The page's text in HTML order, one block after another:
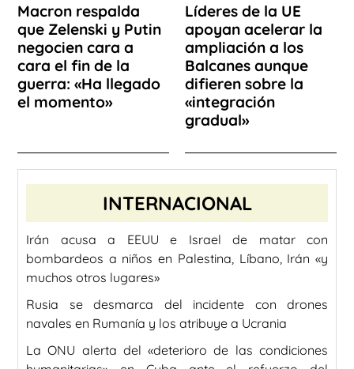
Macron respalda
que Zelenski y Putin
negocien cara a
cara el fin de la
guerra: «Ha llegado
el momento»
Líderes de la UE
apoyan acelerar la
ampliación a los
Balcanes aunque
difieren sobre la
«integración
gradual»
INTERNACIONAL
Irán acusa a EEUU e Israel de matar con
bombardeos a niños en Palestina, Líbano, Irán «y
muchos otros lugares»
Rusia se desmarca del incidente con drones
navales en Rumanía y los atribuye a Ucrania
La ONU alerta del «deterioro de las condiciones